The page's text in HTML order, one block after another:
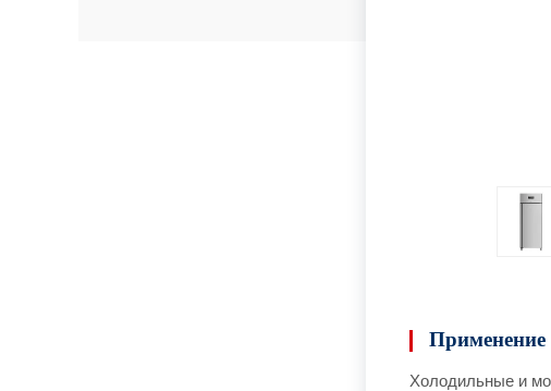
Применение
Холодильные и